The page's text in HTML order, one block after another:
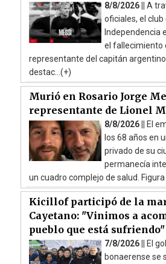
8/8/2026 || A
oficiales, el club
Independencia
el fallecimiento
representante del capitán
destac...(+)
Murió en Rosario Jorge
representante de Lionel
8/8/2026 ||
El
los 68 años en
privado de su
permanecía
un cuadro complejo de salud. Figura
Kicillof participó de la
Cayetano: "Vinimos a
pueblo que está sufriendo"
7/8/2026 ||
El
bonaerense se